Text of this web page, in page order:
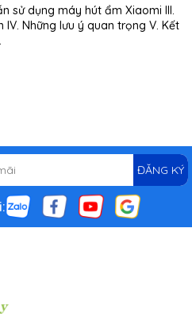
sử dụng máy hút ẩm Xiaomi III.
Những lưu ý quan trọng V. Kết
ĐĂNG KÝ